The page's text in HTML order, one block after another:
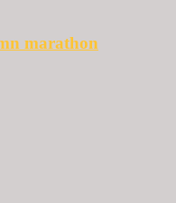
marathon